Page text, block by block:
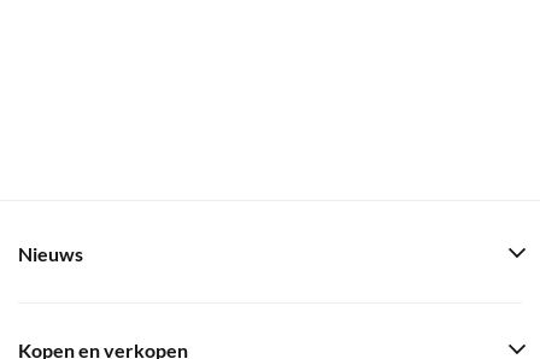
Nieuws
Kopen en verkopen